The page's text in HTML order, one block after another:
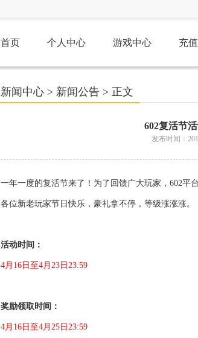
首页 个人中心 游戏中心 充值
新闻中心 > 新闻公告 > 正文
602复活节
发布时间：
一年一度的复活节来了！为了回馈广大玩家，602平
各位新老玩家节日快乐，豪礼拿不停，等级涨涨涨。
活动时间：
4月16日至4月23日23:59
奖励领取时间：
4月16日至4月25日23:59